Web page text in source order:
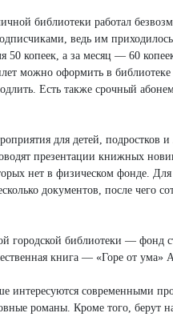
библиотеки работал
ведь им
50 копеек, а за месяц — 60
можно оформить в
Есть также срочный
для детей,
презентации книжных
нет в физическом фонде.
документов, после чего
городской библиотеки —
книга — «Горе от ума»
интересуются современными
романы. Кроме того, берут